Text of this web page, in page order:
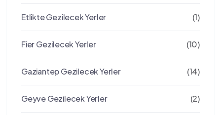
Etlikte Gezilecek Yerler (1)
Fier Gezilecek Yerler (10)
Gaziantep Gezilecek Yerler (14)
Geyve Gezilecek Yerler (2)